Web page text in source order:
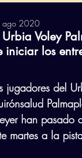
ago 2020
Urbia Voley
iniciar los
jugadores del
han pasado
martes a la